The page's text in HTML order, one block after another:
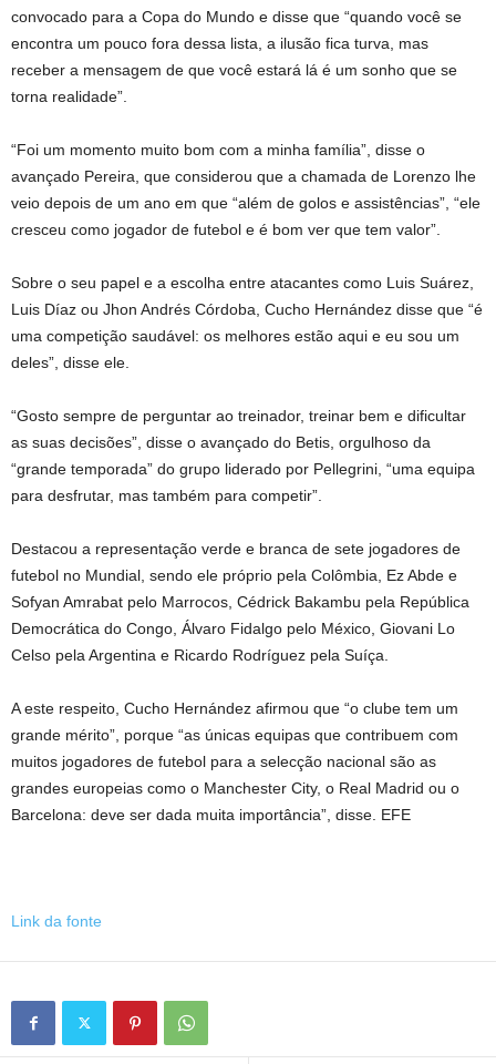
convocado para a Copa do Mundo e disse que “quando você se
encontra um pouco fora dessa lista, a ilusão fica turva, mas
receber a mensagem de que você estará lá é um sonho que se
torna realidade”.
“Foi um momento muito bom com a minha família”, disse o
avançado Pereira, que considerou que a chamada de Lorenzo lhe
veio depois de um ano em que “além de golos e assistências”, “ele
cresceu como jogador de futebol e é bom ver que tem valor”.
Sobre o seu papel e a escolha entre atacantes como Luis Suárez,
Luis Díaz ou Jhon Andrés Córdoba, Cucho Hernández disse que “é
uma competição saudável: os melhores estão aqui e eu sou um
deles”, disse ele.
“Gosto sempre de perguntar ao treinador, treinar bem e dificultar
as suas decisões”, disse o avançado do Betis, orgulhoso da
“grande temporada” do grupo liderado por Pellegrini, “uma equipa
para desfrutar, mas também para competir”.
Destacou a representação verde e branca de sete jogadores de
futebol no Mundial, sendo ele próprio pela Colômbia, Ez Abde e
Sofyan Amrabat pelo Marrocos, Cédrick Bakambu pela República
Democrática do Congo, Álvaro Fidalgo pelo México, Giovani Lo
Celso pela Argentina e Ricardo Rodríguez pela Suíça.
A este respeito, Cucho Hernández afirmou que “o clube tem um
grande mérito”, porque “as únicas equipas que contribuem com
muitos jogadores de futebol para a selecção nacional são as
grandes europeias como o Manchester City, o Real Madrid ou o
Barcelona: deve ser dada muita importância”, disse. EFE
Link da fonte